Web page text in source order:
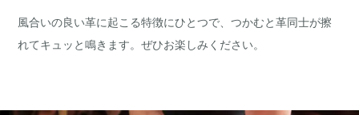
風合いの良い革に起こる特徴にひとつで、つかむと革同士が擦
れてキュッと鳴きます。ぜひお楽しみください。